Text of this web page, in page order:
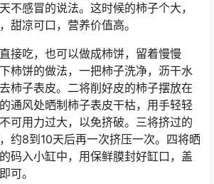
不感冒的说法。这时候的柿子个大，
甜凉可口，营养价值高。
吃，也可以做成柿饼，留着慢慢
柿饼的做法，一把柿子洗净，沥干水
柿子表皮。二将削好皮的柿子摆放在
通风处晒制柿子表皮干枯，用手轻轻
可用力过大，以免挤破。三将挤过的
约8到10天后再一次挤压一次。四将晒
码入小缸中，用保鲜膜封好缸口，盖
可。